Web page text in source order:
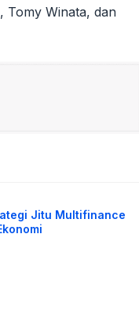
Tomy Winata, dan
Jitu Multifinance